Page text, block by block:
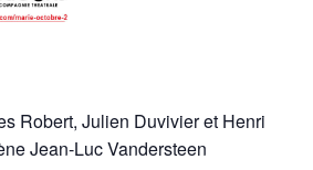
Robert, Julien Duvivier et Henri
Jean-Luc Vandersteen